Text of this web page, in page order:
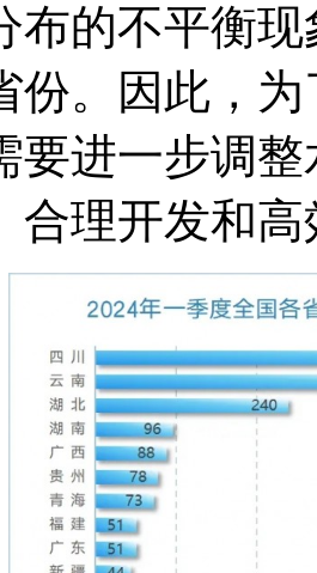
布的不平衡
份。因此，
要进一步调
合理开发和